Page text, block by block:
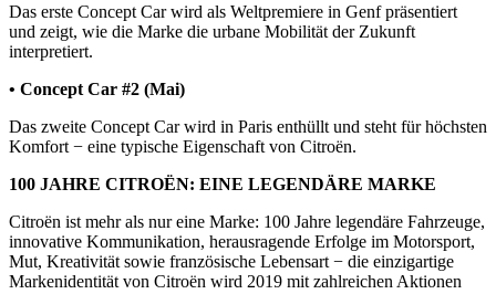
Das erste Concept Car wird als Weltpremiere in Genf präsentiert
und zeigt, wie die Marke die urbane Mobilität der Zukunft
interpretiert.
• Concept Car #2 (Mai)
Das zweite Concept Car wird in Paris enthüllt und steht für höchsten
Komfort − eine typische Eigenschaft von Citroën.
100 JAHRE CITROËN: EINE LEGENDÄRE MARKE
Citroën ist mehr als nur eine Marke: 100 Jahre legendäre Fahrzeuge,
innovative Kommunikation, herausragende Erfolge im Motorsport,
Mut, Kreativität sowie französische Lebensart − die einzigartige
Markenidentität von Citroën wird 2019 mit zahlreichen Aktionen